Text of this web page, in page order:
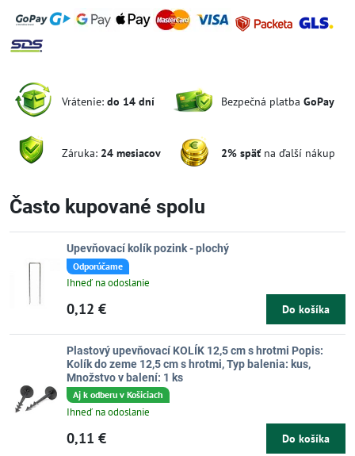
Vrátenie: do 14 dní Bezpečná platba GoPay
Záruka: 24 mesiacov 2% späťna ďalší nákup
Často kupované spolu
Upevňovací kolík pozink - plochý
Odporúčame
Ihneď na odoslanie
0,12 € Do košíka
Plastový upevňovací KOLÍK 12,5 cm s hrotmi Popis:
Kolík do zeme 12,5 cm s hrotmi, Typ balenia: kus,
Množstvo v balení: 1 ks
Aj k odberu v Košiciach
Ihneď na odoslanie
0,11 € Do košíka